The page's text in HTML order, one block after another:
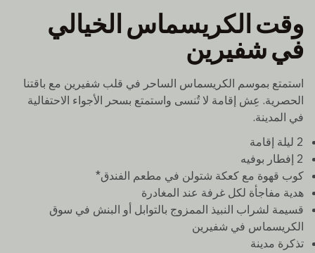
وقت الكريسماس الخيالي
في شفيرين
استمتع بموسم الكريسماس الساحر في قلب شفيرين مع باقتنا
الحصرية. عِش إقامة لا تُنسى واستمتع بسحر الأجواء الاحتفالية
في المدينة.
2 ليلة إقامة
2 إفطار بوفيه
كوب قهوة مع كعكة شتولن في مطعم الفندق*
هدية مفاجأة لكل غرفة عند المغادرة
قسيمة لشراب النبيذ الممزوج بالتوابل أو البنش في سوق
الكريسماس في شفيرين
تذكرة مدينة